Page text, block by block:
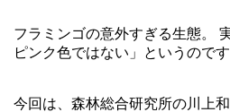
フラミンゴの意外すぎる生態。
ピンク色ではない」というのです
今回は、森林総合研究所の川上